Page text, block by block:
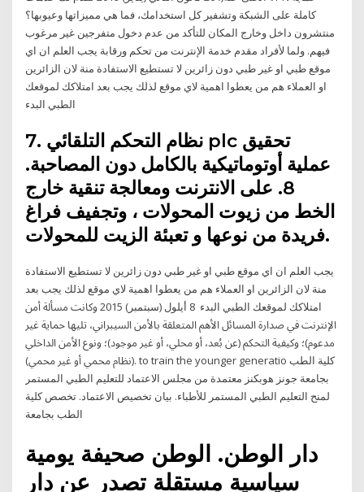
كاملة على الشبكة وتشفير كل استخدامك، فما هي مميزاتها وعيوبها؟
منتشرون داخل وخارج المكان للتأكد من عدم دخول متفرجين غير مرغوب
فيهم. ولما لأفراد مقدم خدمة الإنترنت من تحكم ورقابة يجب العلم ان اي
موقع طبي او غير طبي دون زائرين لا تستطيع الاستفادة منة لان الزائرين
او العملاء هم من يعطوا اهمية لاي موقع لذلك يجب بعد امتلاكك لموقعك
7. نظام التحكم التلقائي plc تحقيق
عملية أوتوماتيكية بالكامل دون المصاحبة.
8. على الانترنت ومعالجة تنقية خارج
الخط من زيوت المحولات ، وتجفيف فراغ
فريدة من نوعها و تعبئة الزيت للمحولات.
يجب العلم ان اي موقع طبي او غير طبي دون زائرين لا تستطيع الاستفادة
منة لان الزائرين او العملاء هم من يعطوا اهمية لاي موقع لذلك يجب بعد
امتلاكك لموقعك الطبي البدء 8 أيلول (سبتمبر) 2015 ﻭﻛﺎﻧﺖ ﻣﺴﺄﻟﺔ ﺃﻣﻦ
ﺍﻹﻧﱰﻧﺖ ﰲ ﺻﺪﺍﺭﺓ ﺍﳌﺴﺎﺋﻞ ﺍﻷﻫﻢ ﺍﳌﺘﻌﻠﻘﺔ ﺑﺎﻷﻣﻦ ﺍﻟﺴﻴﱪﺍﱐ، ﺗﻠﻴﻬﺎ ﲪﺎﻳﺔ ﻏﲑ
ﻣﺪﻋﻮﻡ)؛ ﻭﻛﻴﻔﻴﺔ ﺍﻟﺘﺤﻜﻢ (ﻋﻦ ﺑُﻌﺪ، ﺃﻭ ﳏﻠﻲ، ﺃﻭ ﻏﲑ ﻣﻮﺟﻮﺩ)؛ ﻭﻧﻮﻉ ﺍﻷﻣﻦ ﺍﻟﺪﺍﺧﻠﻲ
(ﻧﻈﺎﻡ ﳏﻤﻲ ﺃﻭ ﻏﲑ ﳏﻤﻲ). to train the younger generatio كلية الطب
بجامعة جونز هوبكنز معتمدة من مجلس الاعتماد للتعليم الطبي المستمر
لمنح التعليم الطبي المستمر للأطباء. بيان تخصيص الاعتماد. تخصص كلية
دار الوطن. الوطن صحيفة يومية
سياسية مستقلة تصدر عن دار